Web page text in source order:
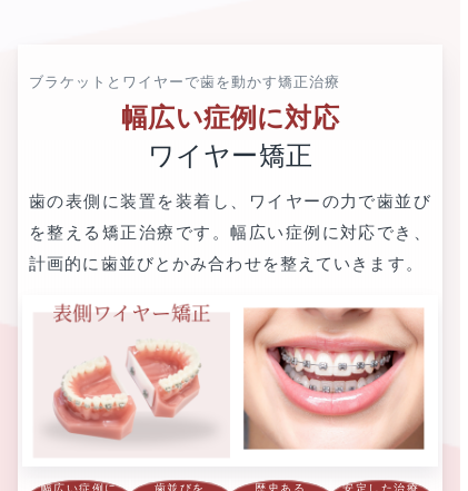
ブラケットとワイヤーで歯を動かす矯正治療
幅広い症例に対応
ワイヤー矯正
歯の表側に装置を装着し、ワイヤーの力で歯並び
を整える矯正治療です。幅広い症例に対応でき、
計画的に歯並びとかみ合わせを整えていきます。
幅広い症例に
歯並びを
歴史ある
安定した治療